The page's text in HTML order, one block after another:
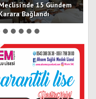
15 Gündem
Bağlandı